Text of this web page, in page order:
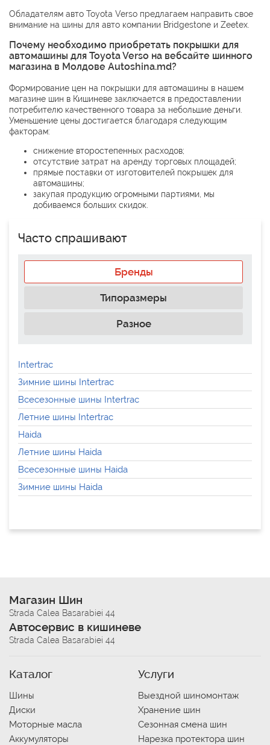
Обладателям авто Toyota Verso предлагаем направить свое
внимание на шины для авто компании Bridgestone и Zeetex
Почему необходимо приобретать покрышки для
автомашины для Toyota Verso на вебсайте шинного
магазина в Молдове Autoshina.md?
Формирование цен на покрышки для автомашины в нашем
магазине шин в Кишиневе заключается в предоставлении
потребителю качественного товара за небольшие деньги.
Уменьшение цены достигается благодаря следующим
факторам:
снижение второстепенных расходов;
отсутствие затрат на аренду торговых площадей;
прямые поставки от изготовителей покрышек для
автомашины;
закупая продукцию огромными партиями, мы
добиваемся больших скидок.
Часто спрашивают
Бренды
Типоразмеры
Разное
Intertrac
Зимние шины Intertrac
Всесезонные шины Intertrac
Летние шины Intertrac
Haida
Летние шины Haida
Всесезонные шины Haida
Зимние шины Haida
Магазин Шин
Strada Calea Basarabiei 44
Автосервис в кишиневе
Strada Calea Basarabiei 44
Каталог
Шины
Диски
Моторные масла
Аккумуляторы
Услуги
Выездной шиномонтаж
Хранение шин
Сезонная смена шин
Нарезка протектора шин